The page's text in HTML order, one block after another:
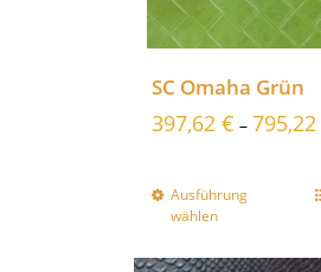
SC Omaha Grün
397,62 € – 795,22
Ausführung
wählen